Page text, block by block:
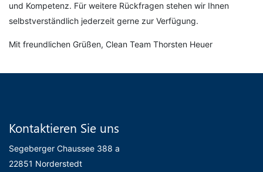
und Kompetenz. Für weitere Rückfragen stehen wir Ihnen
selbstverständlich jederzeit gerne zur Verfügung.
Mit freundlichen Grüßen, Clean Team Thorsten Heuer
Kontaktieren Sie uns
Segeberger Chaussee 388 a
22851 Norderstedt